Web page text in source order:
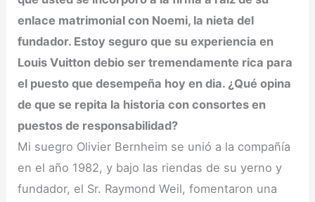
enlace matrimonial con Noemi, la nieta del
fundador. Estoy seguro que su experiencia en
Louis Vuitton debio ser tremendamente rica para
el puesto que desempeña hoy en dia. ¿Qué opina
de que se repita la historia con consortes en
puestos de responsabilidad?
Mi suegro Olivier Bernheim se unió a la compañía
en el año 1982, y bajo las riendas de su yerno y
fundador, el Sr. Raymond Weil, fomentaron una